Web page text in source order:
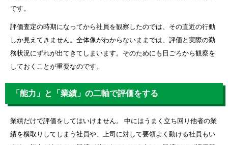
です。
評価査定の時期になってから社員を観察したのでは、その直近の行動
しか見えてきません。全体像がわからないままでは、評価と実際の勤
務状況にずれが出てきてしまいます。そのためにも日ごろから観察を
しておくことが重要なのです。
「能力」と「業績」の二軸で評価をする
業績だけで評価をしてはいけません。 中にはうまく立ち回り他者の業
績を横取りしてしまう社員や、上司に対して要領よく動ける社員もい